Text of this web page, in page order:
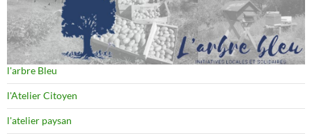
l'arbre Bleu
l'Atelier Citoyen
l'atelier paysan